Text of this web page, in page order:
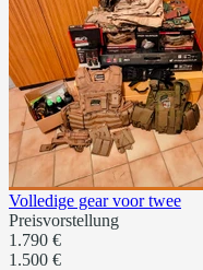
Volledige gear voor twee
Preisvorstellung
1.790 €
1.500 €